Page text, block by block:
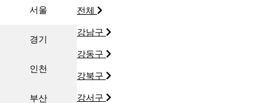
서울
경기
인천
부산
전체
강남구
강동구
강북구
강서구